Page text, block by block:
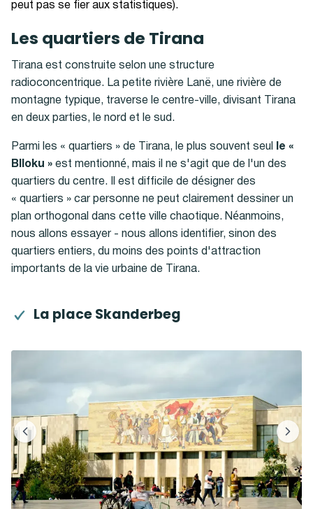
peut pas se fier aux statistiques).
Les quartiers de Tirana
Tirana est construite selon une structure
radioconcentrique. La petite rivière Lanë, une rivière de
montagne typique, traverse le centre-ville, divisant Tirana
en deux parties, le nord et le sud.
Parmi les « quartiers » de Tirana, le plus souvent seul
le «
Blloku » est mentionné, mais il ne s'agit que de l'un des
quartiers du centre. Il est difficile de désigner des
« quartiers » car personne ne peut clairement dessiner un
plan orthogonal dans cette ville chaotique. Néanmoins,
nous allons essayer - nous allons identifier, sinon des
quartiers entiers, du moins des points d'attraction
importants de la vie urbaine de Tirana.
La place Skanderbeg